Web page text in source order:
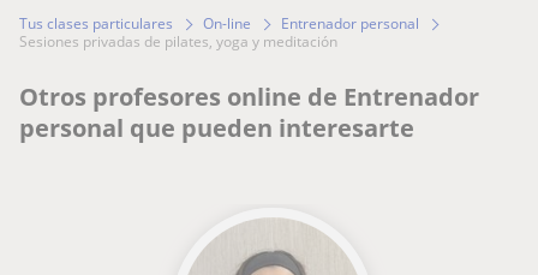
Tus clases particulares On-line
Entrenador personal
sesiones privadas de pilates, yoga y meditación
Otros profesores online de Entrenador
personal que pueden interesarte